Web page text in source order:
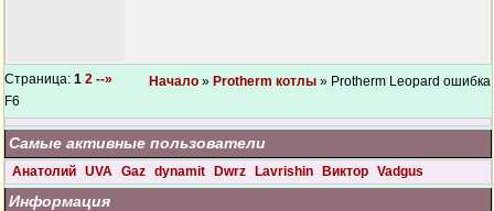
Страница: 1 2 --» Начало » Protherm котлы » Protherm Leopard ошибка
F6
Самые активные пользователи
Анатолий UVA Gaz dynamit Dwrz Lavrishin Виктор Vadgus
Информация